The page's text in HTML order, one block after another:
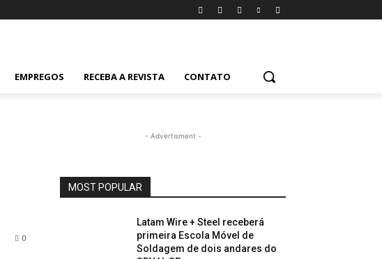
EMPREGOS RECEBA A REVISTA CONTATO
0
- Advertisment -
MOST POPULAR
Latam Wire + Steel receberá
primeira Escola Móvel de
Soldagem de dois andares do